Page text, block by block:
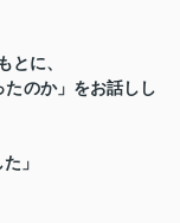
とに、
たのか」をお話しし
」